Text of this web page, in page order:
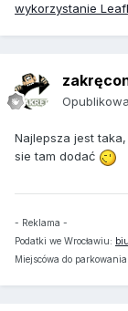
wykorzystanie
Najlepsza jest
sie tam dodać
- Reklama -
Podatki we Wrocławiu:
Miejscówa do